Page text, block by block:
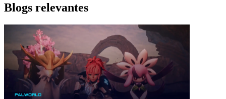
Blogs relevantes